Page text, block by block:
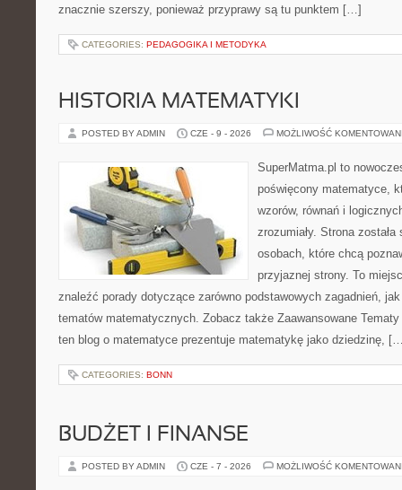
znacznie szerszy, ponieważ przyprawy są tu punktem […]
CATEGORIES: PEDAGOGIKA I METODYKA
HISTORIA MATEMATYKI
POSTED BY ADMIN CZE - 9 - 2026 MOŻLIWOŚĆ
SuperMatma.pl to
poświęcony matematyce,
wzorów, równań i
zrozumiały. Strona
osobach, które chcą
przyjaznej strony. To
znaleźć porady dotyczące zarówno podstawowych zagadnień,
tematów matematycznych. Zobacz także Zaawansowane
ten blog o matematyce prezentuje matematykę jako dziedzinę,
CATEGORIES: BONN
BUDŻET I FINANSE
POSTED BY ADMIN CZE - 7 - 2026 MOŻLIWOŚĆ